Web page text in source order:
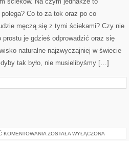
Co to za tok oraz po co
męczą się z tymi ściekami? Czy nie
prostu je gdzieś odprowadzić oraz się
naturalne najzwyczajniej w świecie
tak było, nie musielibyśmy […]
KOMENTOWANIA BHP
ZOSTAŁA WYŁĄCZONA